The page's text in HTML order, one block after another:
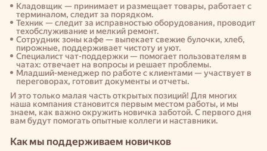
Кладовщик — принимает и размещает товары, работает с
терминалом, следит за порядком.
Техник — следит за исправностью оборудования, проводит
техобслуживание и мелкий ремонт.
Сотрудник зоны кафе — выпекает свежие булочки, хлеб,
пирожные, поддерживает чистоту и уют.
Специалист чат-поддержки — помогает пользователям в
чатах: отвечает на вопросы и решает проблемы.
Младший-менеджер по работе с клиентами — участвует в
переговорах, готовит документы и отчеты.
И это только малая часть открытых позиций! Для многих
наша компания становится первым местом работы, и мы
знаем, как важно окружить новичка заботой. С первого дня
вам будут помогать опытные коллеги и наставники.
Как мы поддерживаем новичков